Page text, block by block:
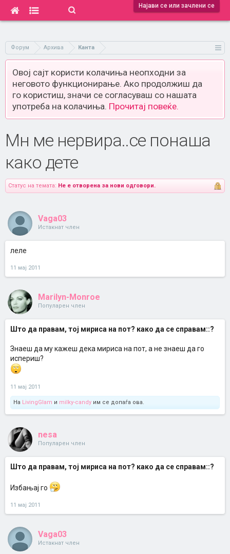
Најави се или зачлени се
Форум Архива Канта
Овој сајт користи колачиња неопходни за
неговото функционирање. Ако продолжиш да
го користиш, значи се согласуваш со нашата
употреба на колачиња. Прочитај повеќе.
Мн ме нервира..се понаша
како дете
Статус на темата: Не е отворена за нови одговори.
Vaga03
Истакнат член
леле
11 мај 2011
Marilyn-Monroe
Популарен член
Што да правам, тој мириса на пот? како да се справам::?
Знаеш да му кажеш дека мириса на пот, а не знаеш да го
испериш?
11 мај 2011
На LivingGlam и milky-candy им се допаѓа ова.
nesa
Популарен член
Што да правам, тој мириса на пот? како да се справам::?
Избањај го
11 мај 2011
Vaga03
Истакнат член